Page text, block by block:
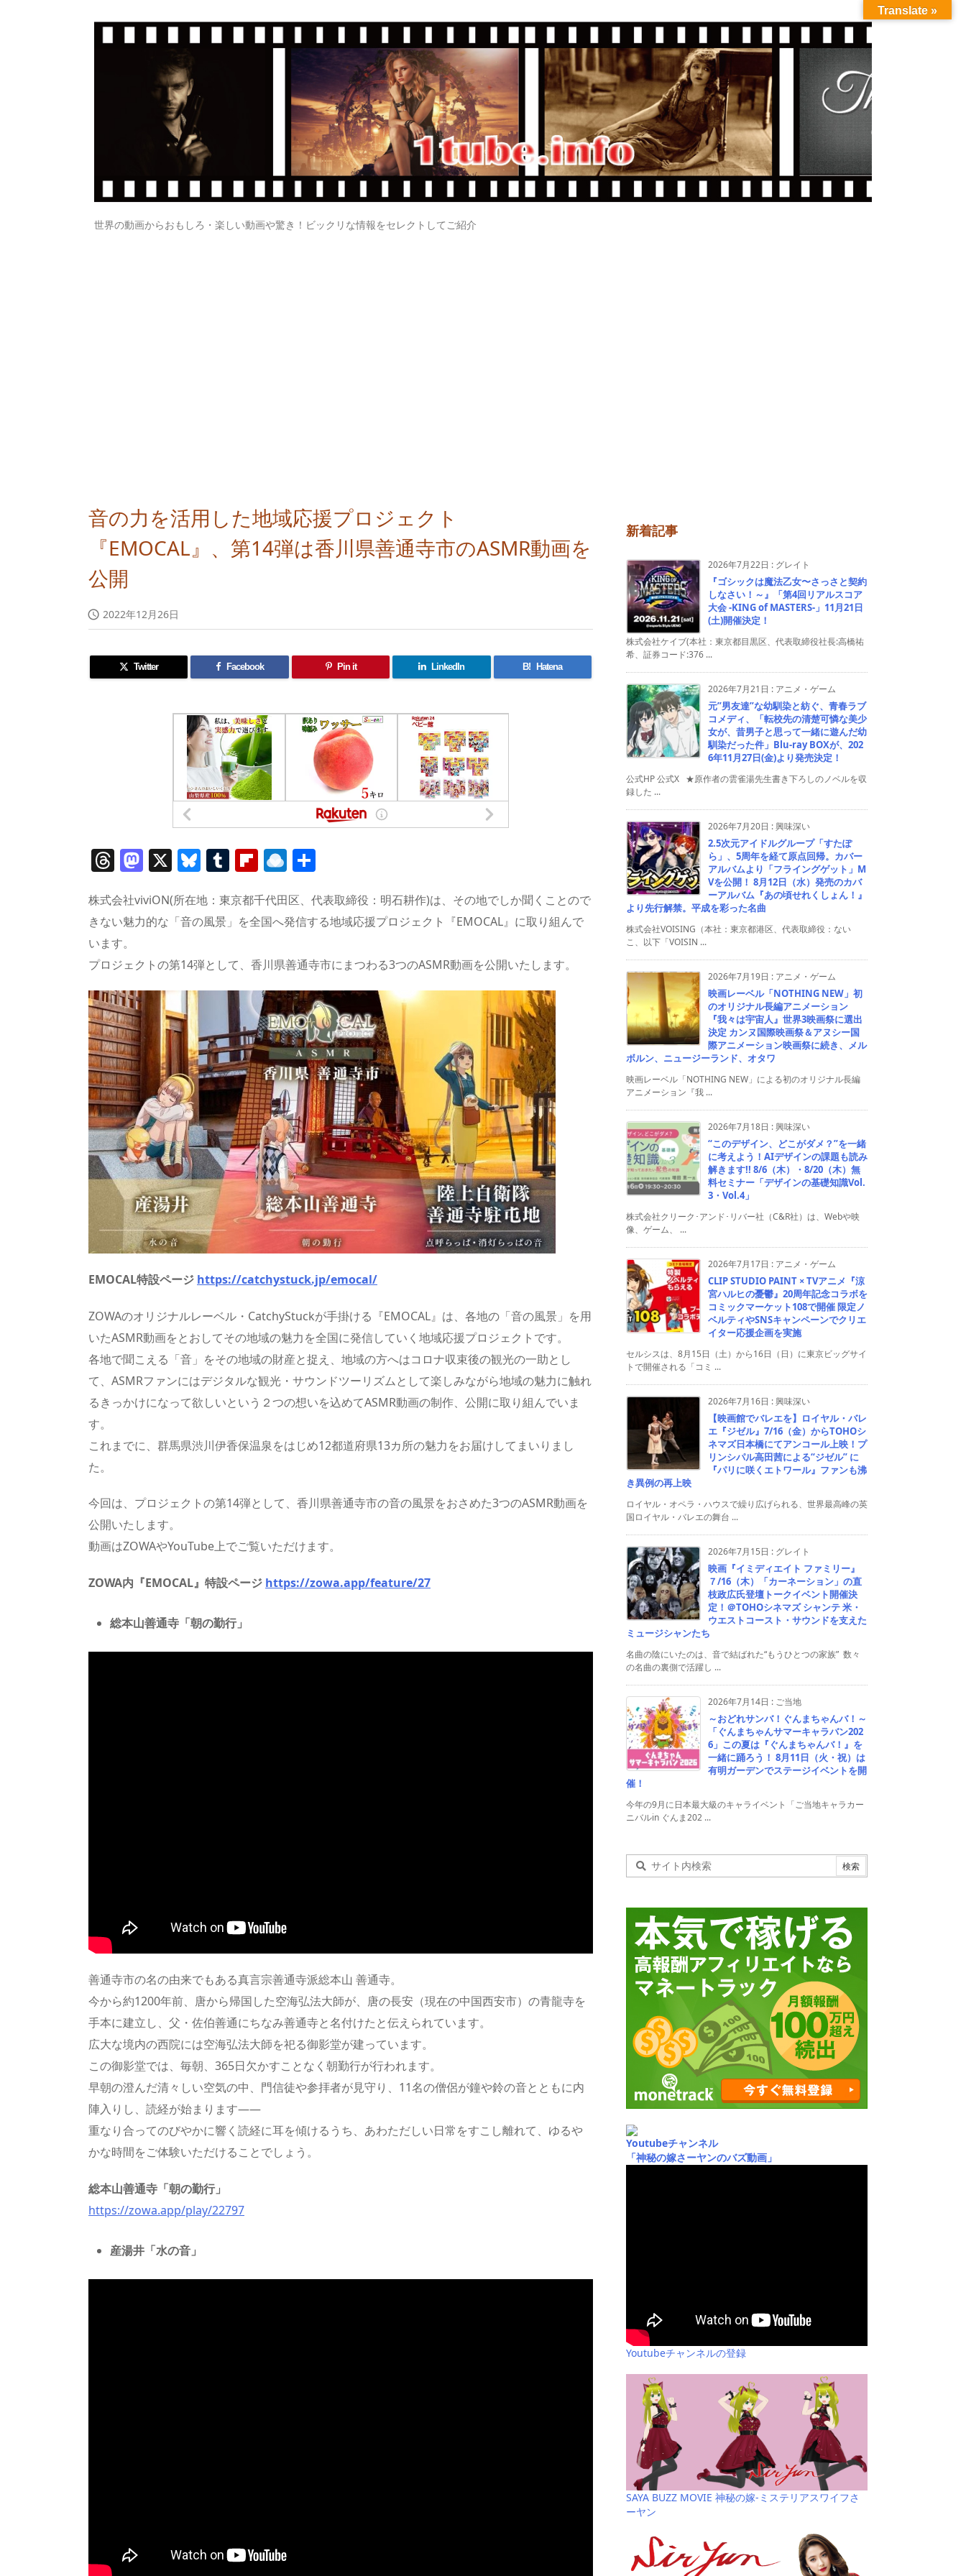
世界の動画からおもしろ・楽しい動画や驚き！ビックリな情報をセレクトしてご紹介
音の力を活用した地域応援プロジェクト
『EMOCAL』、第14弾は香川県善通寺市のASMR動画を
公開
 2022年12月26日
Twitter Facebook Pin it LinkedIn B! Hatena
T
h
re
a
d
s
M
a
st
o
o
n
X Bl
u
e
sk
y
T
u
m
bl
Fl
ip
b
o
ar
d
R
ai
n
d
ro
p.
io
株式会社viviON(所在地：東京都千代田区、代表取締役：明石耕作)は、その地でしか聞くことので
きない魅力的な「音の風景」を全国へ発信する地域応援プロジェクト『EMOCAL』に取り組んで
います。
プロジェクトの第14弾として、香川県善通寺市にまつわる3つのASMR動画を公開いたします。
EMOCAL特設ページ https://catchystuck.jp/emocal/
ZOWAのオリジナルレーベル・CatchyStuckが手掛ける『EMOCAL』は、各地の「音の風景」を用
いたASMR動画をとおしてその地域の魅力を全国に発信していく地域応援プロジェクトです。
各地で聞こえる「音」をその地域の財産と捉え、地域の方へはコロナ収束後の観光の一助とし
て、ASMRファンにはデジタルな観光・サウンドツーリズムとして楽しみながら地域の魅力に触れ
るきっかけになって欲しいという２つの想いを込めてASMR動画の制作、公開に取り組んでいま
す。
これまでに、群馬県渋川伊香保温泉をはじめ12都道府県13カ所の魅力をお届けしてまいりまし
た。
今回は、プロジェクトの第14弾として、香川県善通寺市の音の風景をおさめた3つのASMR動画を
公開いたします。
動画はZOWAやYouTube上でご覧いただけます。
ZOWA内『EMOCAL』特設ページ https://zowa.app/feature/27
総本山善通寺「朝の勤行」
善通寺市の名の由来でもある真言宗善通寺派総本山 善通寺。
今から約1200年前、唐から帰国した空海弘法大師が、唐の長安（現在の中国西安市）の青龍寺を
手本に建立し、父・佐伯善通にちなみ善通寺と名付けたと伝えられています。
広大な境内の西院には空海弘法大師を祀る御影堂が建っています。
この御影堂では、毎朝、365日欠かすことなく朝勤行が行われます。
早朝の澄んだ清々しい空気の中、門信徒や参拝者が見守り、11名の僧侶が鐘や鈴の音とともに内
陣入りし、読経が始まります――
重なり合ってのびやかに響く読経に耳を傾けるうち、あわただしい日常をすこし離れて、ゆるや
かな時間をご体験いただけることでしょう。
総本山善通寺「朝の勤行」
https://zowa.app/play/22797
産湯井「水の音」
新着記事
2026年7月22日 : グレイト
『ゴシックは魔法乙女〜さっさと契約
しなさい！～』「第4回リアルスコア
大会 -KING of MASTERS-」11月21日
(土)開催決定！
株式会社ケイブ(本社：東京都目黒区、代表取締役社長:高橋祐
希、証券コード:376 ...
2026年7月21日 : アニメ・ゲーム
元”男友達”な幼馴染と紡ぐ、青春ラブ
コメディ、「転校先の清楚可憐な美少
女が、昔男子と思って一緒に遊んだ幼
馴染だった件」Blu-ray BOXが、202
6年11月27日(金)より発売決定！
公式HP 公式X ★原作者の雲雀湯先生書き下ろしのノベルを収
録した ...
2026年7月20日 :興味深い
2.5次元アイドルグループ「すたぽ
ら」、5周年を経て原点回帰。カバー
アルバムより「フライングゲット」M
Vを公開！ 8月12日（水）発売のカバ
ーアルバム『あの頃せれくしょん！』
より先行解禁。平成を彩った名曲
株式会社VOISING（本社：東京都港区、代表取締役：ない
こ、以下「VOISIN ...
2026年7月19日 : アニメ・ゲーム
映画レーベル「NOTHING NEW」初
のオリジナル長編アニメーション
『我々は宇宙人』世界3映画祭に選出
決定 カンヌ国際映画祭＆アヌシー国
際アニメーション映画祭に続き、メル
ボルン、ニュージーランド、オタワ
映画レーベル「NOTHING NEW」による初のオリジナル長編
アニメーション『我 ...
2026年7月18日 :興味深い
“このデザイン、どこがダメ？”を一緒
に考えよう！AIデザインの課題も読み
解きます!! 8/6（木）・8/20（木）無
料セミナー「デザインの基礎知識Vol.
3・Vol.4」
株式会社クリーク･アンド･リバー社（C&R社）は、Webや映
像、ゲーム、 ...
2026年7月17日 : アニメ・ゲーム
CLIP STUDIO PAINT × TVアニメ『涼
宮ハルヒの憂鬱』20周年記念コラボを
コミックマーケット108で開催 限定ノ
ベルティやSNSキャンペーンでクリエ
イター応援企画を実施
セルシスは、8月15日（土）から16日（日）に東京ビッグサイ
トで開催される「コミ ...
2026年7月16日 :興味深い
【映画館でバレエを】ロイヤル・バレ
エ『ジゼル』7/16（金）からTOHOシ
ネマズ日本橋にてアンコール上映！プ
リンシパル高田茜による“ジゼル” に
『パリに咲くエトワール』ファンも沸
き異例の再上映
ロイヤル・オペラ・ハウスで繰り広げられる、世界最高峰の英
国ロイヤル・バレエの舞台 ...
2026年7月15日 : グレイト
映画『イミディエイト ファミリー』
７/16（木）「カーネーション」の直
枝政広氏登壇トークイベント開催決
定！＠TOHOシネマズ シャンテ 米・
ウエストコースト・サウンドを支えた
ミュージシャンたち
名曲の陰にいたのは、音で結ばれた“もうひとつの家族” 数々
の名曲の裏側で活躍し ...
2026年7月14日 : ご当地
～おどれサンバ！ぐんまちゃんバ！～
「ぐんまちゃんサマーキャラバン202
6」この夏は『ぐんまちゃんバ！』を
一緒に踊ろう！ 8月11日（火・祝）は
有明ガーデンでステージイベントを開
催！
今年の9月に日本最大級のキャライベント「ご当地キャラカー
ニバルin ぐんま202 ...
Youtubeチャンネル
「神秘の嫁さーヤンのバズ動画」
Youtubeチャンネルの登録
SAYA BUZZ MOVIE 神秘の嫁-ミステリアスワイフさ
ーヤン
Translate »